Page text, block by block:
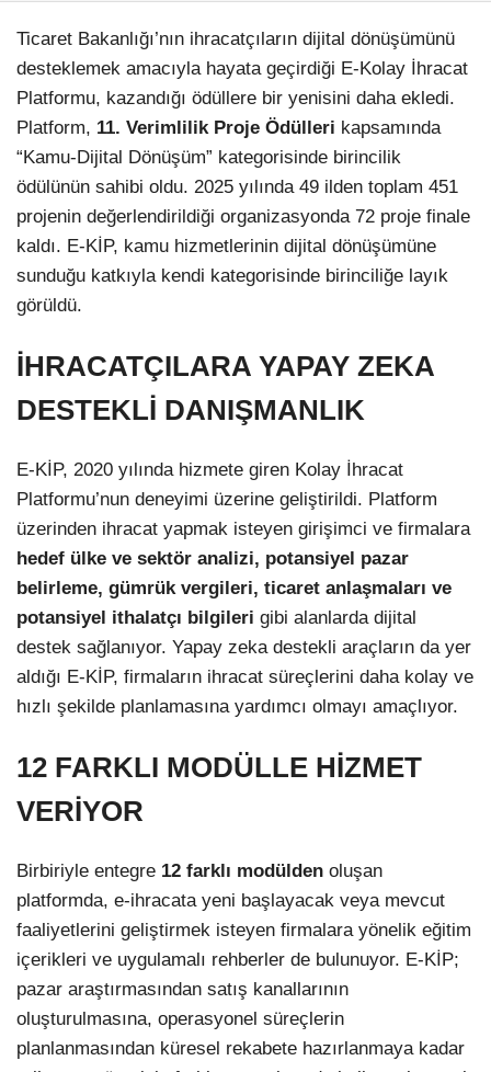
Ticaret Bakanlığı’nın ihracatçıların dijital dönüşümünü
desteklemek amacıyla hayata geçirdiği E-Kolay İhracat
Platformu, kazandığı ödüllere bir yenisini daha ekledi.
Platform, 11. Verimlilik Proje Ödülleri kapsamında
“Kamu-Dijital Dönüşüm” kategorisinde birincilik
ödülünün sahibi oldu. 2025 yılında 49 ilden toplam 451
projenin değerlendirildiği organizasyonda 72 proje finale
kaldı. E-KİP, kamu hizmetlerinin dijital dönüşümüne
sunduğu katkıyla kendi kategorisinde birinciliğe layık
görüldü.
İHRACATÇILARA YAPAY ZEKA
DESTEKLİ DANIŞMANLIK
E-KİP, 2020 yılında hizmete giren Kolay İhracat
Platformu’nun deneyimi üzerine geliştirildi. Platform
üzerinden ihracat yapmak isteyen girişimci ve firmalara
hedef ülke ve sektör analizi, potansiyel pazar
belirleme, gümrük vergileri, ticaret anlaşmaları ve
potansiyel ithalatçı bilgileri gibi alanlarda dijital
destek sağlanıyor. Yapay zeka destekli araçların da yer
aldığı E-KİP, firmaların ihracat süreçlerini daha kolay ve
hızlı şekilde planlamasına yardımcı olmayı amaçlıyor.
12 FARKLI MODÜLLE HİZMET
VERİYOR
Birbiriyle entegre 12 farklı modülden oluşan
platformda, e-ihracata yeni başlayacak veya mevcut
faaliyetlerini geliştirmek isteyen firmalara yönelik eğitim
içerikleri ve uygulamalı rehberler de bulunuyor. E-KİP;
pazar araştırmasından satış kanallarının
oluşturulmasına, operasyonel süreçlerin
planlanmasından küresel rekabete hazırlanmaya kadar